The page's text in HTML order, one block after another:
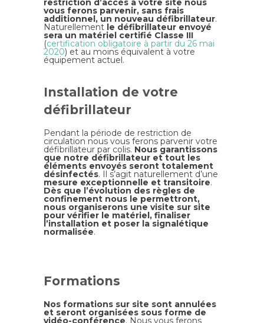
restriction d’accès à votre site nous
vous ferons parvenir, sans frais
additionnel, un nouveau défibrillateur.
Naturellement le défibrillateur envoyé
sera un matériel certifié Classe III
(certification obligatoire à partir du 26 mai
2020) et au moins équivalent à votre
équipement actuel.
Installation de votre
défibrillateur
Pendant la période de restriction de
circulation nous vous ferons parvenir votre
défibrillateur par colis. Nous garantissons
que notre défibrillateur et tout les
éléments envoyés seront totalement
désinfectés. Il s’agit naturellement d’une
mesure exceptionnelle et transitoire.
Dès que l’évolution des règles de
confinement nous le permettront,
nous organiserons une visite sur site
pour vérifier le matériel, finaliser
l’installation et poser la signalétique
normalisée.
Formations
Nos formations sur site sont annulées
et seront organisées sous forme de
vidéo-conférence. Nous vous ferons